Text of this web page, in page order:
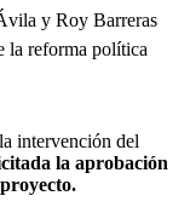
y Roy Barreras
la reforma política
intervención del
la aprobación